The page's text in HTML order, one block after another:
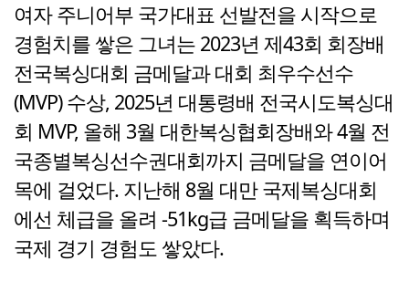
여자 주니어부 국가대표 선발전을 시작으로
경험치를 쌓은 그녀는 2023년 제43회 회장배
전국복싱대회 금메달과 대회 최우수선수
(MVP) 수상, 2025년 대통령배 전국시도복싱대
회 MVP, 올해 3월 대한복싱협회장배와 4월 전
국종별복싱선수권대회까지 금메달을 연이어
목에 걸었다. 지난해 8월 대만 국제복싱대회
에선 체급을 올려 -51kg급 금메달을 획득하며
국제 경기 경험도 쌓았다.